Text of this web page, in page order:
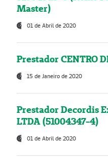
Master)
01 de Abril de 2020
Prestador CENTRO
15 de Janeiro de 2020
Prestador Decordis
LTDA (51004347-4)
01 de Abril de 2020